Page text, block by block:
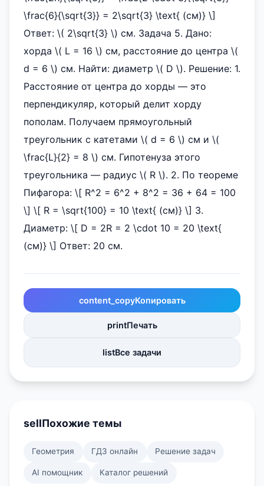
\frac{6}{\sqrt{3}} = 2\sqrt{3} \text{ (см)} \]
Ответ: \( 2\sqrt{3} \) см. Задача 5. Дано:
хорда \( L = 16 \) см, расстояние до центра \(
d = 6 \) см. Найти: диаметр \( D \). Решение: 1.
Расстояние от центра до хорды — это
перпендикуляр, который делит хорду
пополам. Получаем прямоугольный
треугольник с катетами \( d = 6 \) см и \(
\frac{L}{2} = 8 \) см. Гипотенуза этого
треугольника — радиус \( R \). 2. По теореме
Пифагора: \[ R^2 = 6^2 + 8^2 = 36 + 64 = 100
\] \[ R = \sqrt{100} = 10 \text{ (см)} \] 3.
Диаметр: \[ D = 2R = 2 \cdot 10 = 20 \text{
(см)} \] Ответ: 20 см.
content_copyКопировать
printПечать
listВсе задачи
sellПохожие темы
Геометрия ГДЗ онлайн Решение задач
AI помощник Каталог решений